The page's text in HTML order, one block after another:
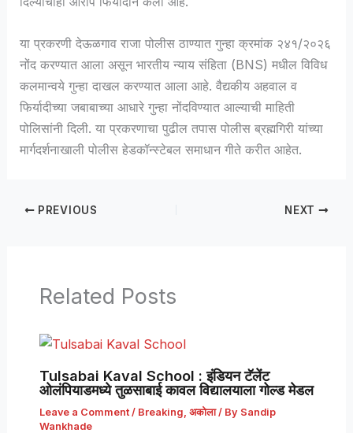
या प्रकरणी देऊळगाव राजा पोलीस ठाण्यात गुन्हा क्रमांक २४१/२०२६
नोंद करण्यात आला असून भारतीय न्याय संहिता (BNS) मधील विविध
कलमान्वये गुन्हा दाखल करण्यात आला आहे. वैद्यकीय अहवाल व
फिर्यादीच्या जबाबाच्या आधारे गुन्हा नोंदविण्यात आल्याची माहिती
पोलिसांनी दिली. या प्रकरणाचा पुढील तपास पोलीस ब्रह्मगिरी यांच्या
मार्गदर्शनाखाली पोलीस हेडकॉन्स्टेबल समाधान गीते करीत आहेत.
PREVIOUS NEXT
Related Posts
Tulsabai Kaval School : इंडियन टॅलेंट
ओलंपियाडमध्ये तुळसाबाई कावल विद्यालयाला गोल्ड मेडल
Leave a Comment / Breaking अकोला/ By Sandip
Wankhade